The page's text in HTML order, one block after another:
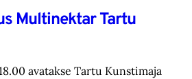
Multinektar Tartu
avatakse Tartu Kunstimaja